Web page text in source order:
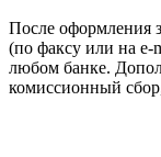
После оформления
(по факсу или на e-
любом банке.
комиссионный